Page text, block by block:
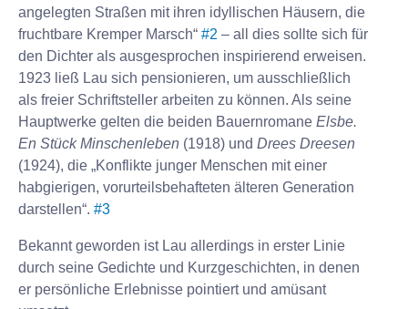
angelegten Straßen mit ihren idyllischen Häusern, die
fruchtbare Kremper Marsch“ #2 – all dies sollte sich für
den Dichter als ausgesprochen inspirierend erweisen.
1923 ließ Lau sich pensionieren, um ausschließlich
als freier Schriftsteller arbeiten zu können. Als seine
Hauptwerke gelten die beiden Bauernromane Elsbe.
En Stück Minschenleben (1918) und Drees Dreesen
(1924), die „Konflikte junger Menschen mit einer
habgierigen, vorurteilsbehafteten älteren Generation
darstellen“. #3
Bekannt geworden ist Lau allerdings in erster Linie
durch seine Gedichte und Kurzgeschichten, in denen
er persönliche Erlebnisse pointiert und amüsant